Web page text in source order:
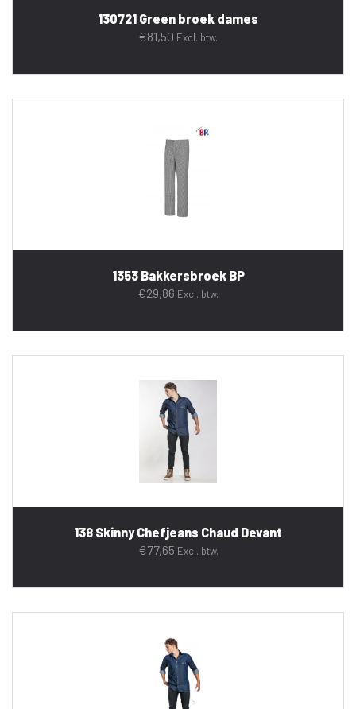
130721 Green broek dames
€81,50 Excl. btw.
1353 Bakkersbroek BP
€29,86 Excl. btw.
138 Skinny Chefjeans Chaud Devant
€77,65 Excl. btw.